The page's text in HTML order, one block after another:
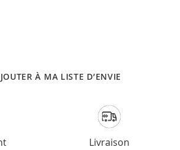
À MA LISTE D’ENVIE
Livraison